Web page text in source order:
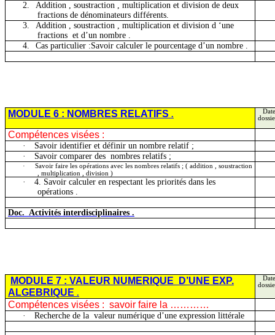
2.
Addition , soustraction , multiplication et division de deux
fractions de dénominateurs différents.
3.
Addition , soustraction , multiplication et division d ‘une
fractions et d’un nombre .
4.
Cas particulier :Savoir calculer le pourcentage d’un nombre .
MODULE 6 : NOMBRES RELATIFS .
Compétences visées :
·
Savoir identifier et définir un nombre relatif ;
·
Savoir comparer des nombres relatifs ;
· Savoir faire les opérations avec les nombres relatifs ; ( addition , soustraction
, multiplication , division )
·
4. Savoir calculer en respectant les priorités dans les
opérations .
Doc. Activités interdisciplinaires .
MODULE 7 : VALEUR NUMERIQUE D’UNE EXP.
ALGEBRIQUE .
Compétences visées : savoir faire la …………
· Recherche de la valeur numérique d’une expression littérale